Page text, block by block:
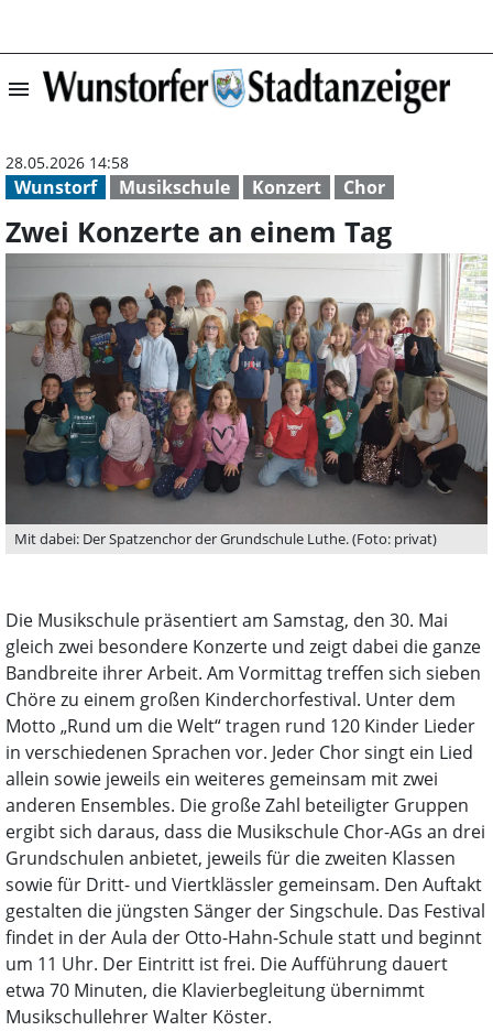
menu Zwei Konzerte
Wunstorf Musikschule Konzert Chor
28.05.2026 14:58
Zwei Konzerte an einem Tag
Mit dabei: Der Spatzenchor der Grundschule Luthe. (Foto: privat)
Die Musikschule präsentiert am Samstag, den 30. Mai
gleich zwei besondere Konzerte und zeigt dabei die ganze
Bandbreite ihrer Arbeit. Am Vormittag treffen sich sieben
Chöre zu einem großen Kinderchorfestival. Unter dem
Motto „Rund um die Welt“ tragen rund 120 Kinder Lieder
in verschiedenen Sprachen vor. Jeder Chor singt ein Lied
allein sowie jeweils ein weiteres gemeinsam mit zwei
anderen Ensembles. Die große Zahl beteiligter Gruppen
ergibt sich daraus, dass die Musikschule Chor-AGs an drei
Grundschulen anbietet, jeweils für die zweiten Klassen
sowie für Dritt- und Viertklässler gemeinsam. Den Auftakt
gestalten die jüngsten Sänger der Singschule. Das Festival
findet in der Aula der Otto-Hahn-Schule statt und beginnt
um 11 Uhr. Der Eintritt ist frei. Die Aufführung dauert
etwa 70 Minuten, die Klavierbegleitung übernimmt
Musikschullehrer Walter Köster.